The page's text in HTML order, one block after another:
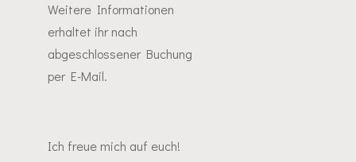
Weitere Informationen
erhaltet ihr nach
abgeschlossener Buchung
per E-Mail.
Ich freue mich auf euch!